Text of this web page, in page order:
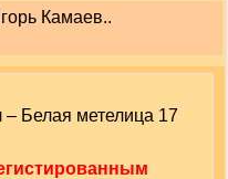
Камаев..
– Белая метелица 17